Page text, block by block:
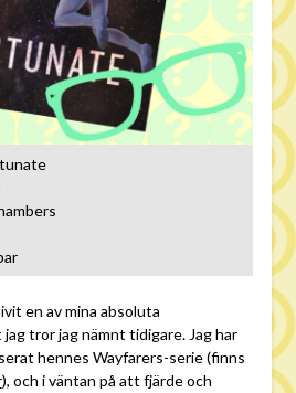
en av mina absoluta
tror jag nämnt tidigare. Jag har
hennes Wayfarers-serie (finns
), och i väntan på att fjärde och